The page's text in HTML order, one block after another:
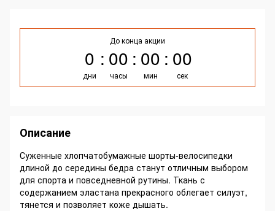
До конца акции
0
дни
00
часы
00
мин
00
сек
Описание
Суженные хлопчатобумажные шорты-велосипедки
длиной до середины бедра станут отличным выбором
для спорта и повседневной рутины. Ткань с
содержанием эластана прекрасного облегает силуэт,
тянется и позволяет коже дышать.